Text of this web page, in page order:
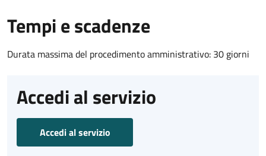
Tempi e scadenze
Durata massima del procedimento amministrativo: 30 giorni
Accedi al servizio
Accedi al servizio